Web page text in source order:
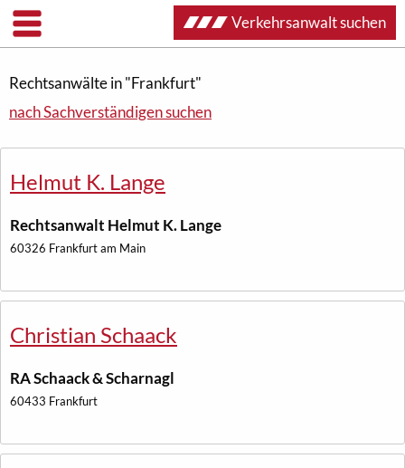
Rechtsanwälte in "Frankfurt"
nach Sachverständigen suchen
Helmut K. Lange
Rechtsanwalt Helmut K. Lange
60326 Frankfurt am Main
Christian Schaack
RA Schaack & Scharnagl
60433 Frankfurt
Verkehrsanwalt suchen